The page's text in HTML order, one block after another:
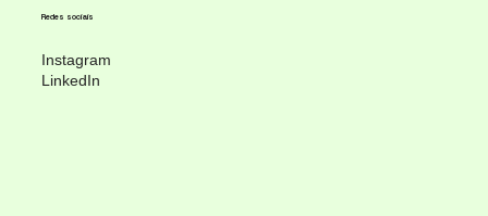
Instagram
LinkedIn
Redes sociais